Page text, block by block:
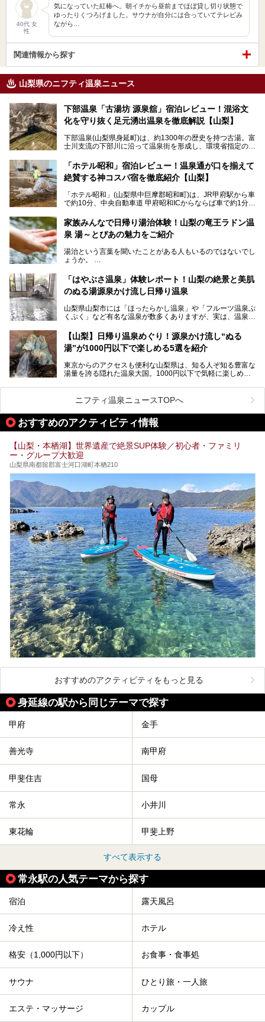
40代 女
性
気になっていた紅椿へ。朝イチから昼前までほぼ貸し切り状態で
ゆったりくつろげました。サウナが自分には合っていてテレビみ
ながら…
関連情報から探す
山梨県のニフティ温泉ニュース
下部温泉「古湯坊 源泉舘」宿泊レビュー！混浴文
化を守り抜く足元湧出温泉を徹底解説【山梨】
下部温泉(山梨県身延町)は、約1300年の歴史を持つ古湯。富
士川支流の下部川に沿って温泉街を形成し、環境省指定の国
中でも「古湯坊 源泉舘」は、戦国時代に武田信玄公も療養
したと伝えられる名湯の宿。最大の特徴は、令和の現代にお
いても混浴文化が守られ、老若男女の分け隔て一切無く温泉
向にありますが、「古湯坊 源泉舘」では本来あるべき混浴
の姿が保たれている点に注目すべきでしょう。
今回は足元湧出の混浴温泉である「かくし湯大岩風呂」をは
じめ、湯治棟である「別館神泉」を中心に「古湯坊 源泉
舘」の全貌を徹底紹介します。
「ホテル昭和」宿泊レビュー！温泉通が口を揃えて
絶賛する神コスパ宿を徹底紹介【山梨】
「ホテル昭和」(山梨県中巨摩郡昭和町)は、JR甲府駅から車
で約10分、中央自動車道 甲府昭和ICからならば車で約1分の
から、一人泊でも6,000円台から宿泊可能です。
しかし、最大の魅力は“温泉そのもの”でしょう。自家源泉を
統の単純温泉は、入浴すると実にサッパリ爽快。日帰り入浴
不可なこともあり、全国の温泉ファンがこの温泉を求めて
では循環濾過の沸かし湯が一般的ですが、ここは本物の極上
温泉。まさに価格破壊と言えるクオリティです。
室や無料朝食などをご紹介。温泉通が口を揃えて絶賛する神
コスパ宿の全貌を徹底解説します！
家族みんなで日帰り湯治体験！山梨の竜王ラドン温
泉 湯～とぴあの魅力をご紹介
湯治という言葉を聞いたことがある人もいるのではないでし
ょうか。
なかなか体験できない、湯治体験が日帰りでできる温浴施設
が山梨にあります。
ぴあ」の魅力をご紹介します。
提供元：株式会社湯ーとぴあ【PR】
この記事は株式会社湯ーとぴあのPRレポート記事です。
「はやぶさ温泉」体験レポート！山梨の絶景と美肌
のぬる湯源泉かけ流し日帰り温泉
山梨県山梨市には「ほったらかし温泉」や「フルーツ温泉ぷ
くぷく」など有名な温泉が数多くありますが、実は、温泉マ
です。今回紹介する「はやぶさ温泉」も、そのひとつ。温泉
はもちろん、絶景や地元食材を活かしたグルメも堪能できま
す。
します。
【山梨】日帰り温泉めぐり！源泉かけ流し“ぬる
湯”が1000円以下で楽しめる5選を紹介
東京からのアクセスも便利な山梨県は、知る人ぞ知る豊富な
湯量を誇る隠れた温泉大国。1000円以下で気軽に楽しめ
も、これからの季節に嬉しい、じんわりと体の芯まで温ま
る“ぬる湯”が豊富なのも魅力。今回は、湯質も抜群で心ゆく
までリラックスできる山梨のお得な日帰り温泉を、実際体験
した感想と共に紹介します。
※ぬる湯とは35℃～39℃程度の体温に近いぬるめ温泉のこ
ニフティ温泉ニュースTOPへ
おすすめのアクティビティ情報
【山梨・本栖湖】世界遺産で絶景SUP体験／初心者・ファミリ
ー・グループ大歓迎
山梨県南都留郡富士河口湖町本栖210
おすすめのアクティビティをもっと見る
身延線の駅から同じテーマで探す
甲府 金手
善光寺 南甲府
甲斐住吉 国母
常永 小井川
東花輪 甲斐上野
すべて表示する
常永駅の人気テーマから探す
宿泊 露天風呂
冷え性 ホテル
格安（1,000円以下） お食事・食事処
サウナ ひとり旅・一人旅
エステ・マッサージ カップル